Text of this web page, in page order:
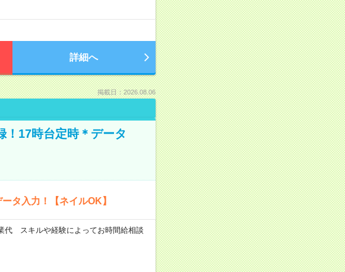
詳細へ
掲載日：2026.08.06
！17時台定時＊データ
タ入力！【ネイルOK】
代 スキルや経験によってお時間給相談